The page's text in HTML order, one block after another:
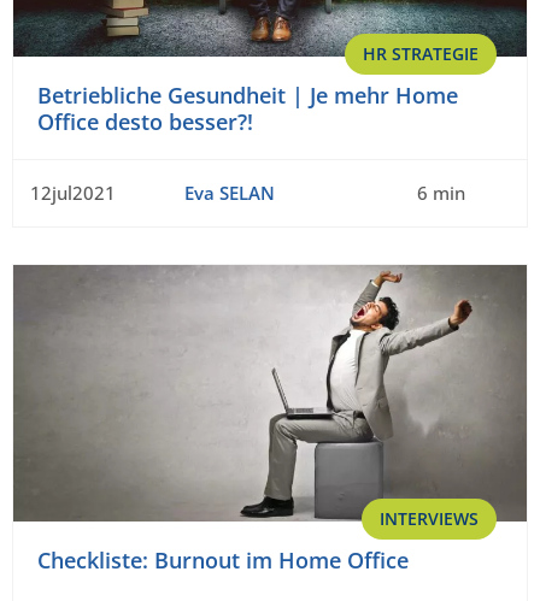
HR STRATEGIE
Betriebliche Gesundheit | Je mehr Home
Office desto besser?!
12jul2021 Eva SELAN 6 min
INTERVIEWS
Checkliste: Burnout im Home Office